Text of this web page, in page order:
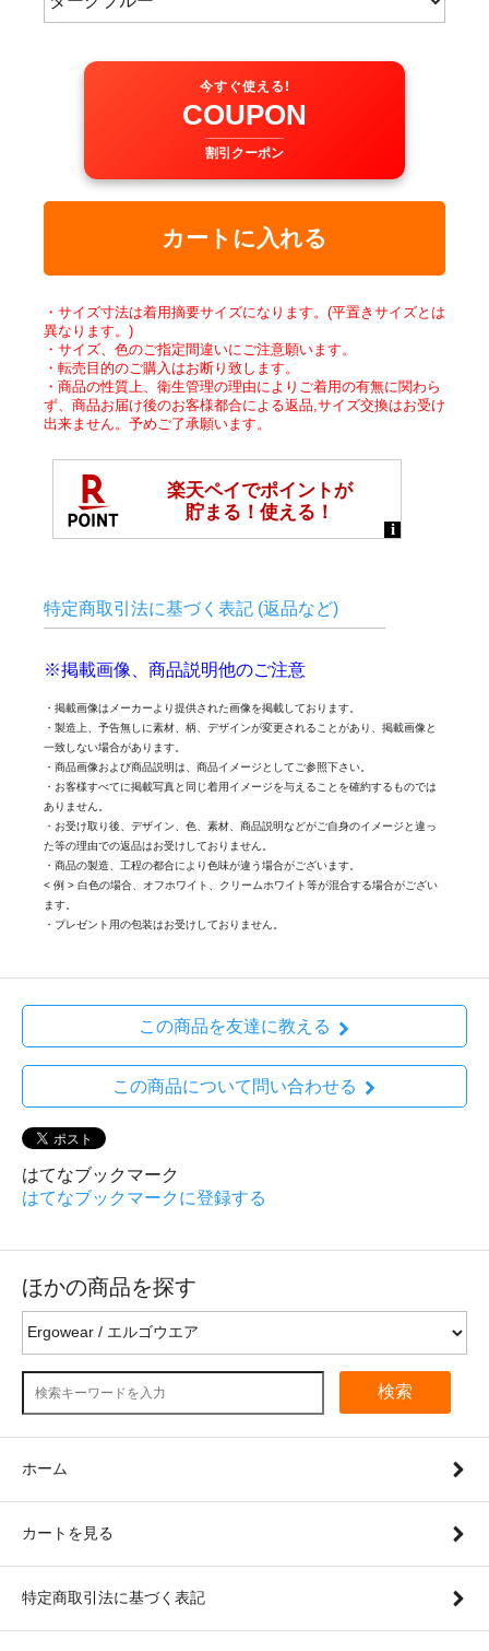
今すぐ使える!
COUPON
割引クーポン
カートに入れる
・サイズ寸法は着用摘要サイズになります。(平置きサイズとは
異なります。)
・サイズ、色のご指定間違いにご注意願います。
・転売目的のご購入はお断り致します。
・商品の性質上、衛生管理の理由によりご着用の有無に関わら
ず、商品お届け後のお客様都合による返品,サイズ交換はお受け
出来ません。予めご了承願います。
特定商取引法に基づく表記 (返品など)
※掲載画像、商品説明他のご注意
・掲載画像はメーカーより提供された画像を掲載しております。
・製造上、予告無しに素材、柄、デザインが変更されることがあり、掲載画像と
一致しない場合があります。
・商品画像および商品説明は、商品イメージとしてご参照下さい。
・お客様すべてに掲載写真と同じ着用イメージを与えることを確約するものでは
ありません。
・お受け取り後、デザイン、色、素材、商品説明などがご自身のイメージと違っ
た等の理由での返品はお受けしておりません。
・商品の製造、工程の都合により色味が違う場合がございます。
< 例 > 白色の場合、オフホワイト、クリームホワイト等が混合する場合がござい
ます。
・プレゼント用の包装はお受けしておりません。
この商品を友達に教える
この商品について問い合わせる
はてなブックマーク
はてなブックマークに登録する
ほかの商品を探す
検索
ホーム
カートを見る
特定商取引法に基づく表記